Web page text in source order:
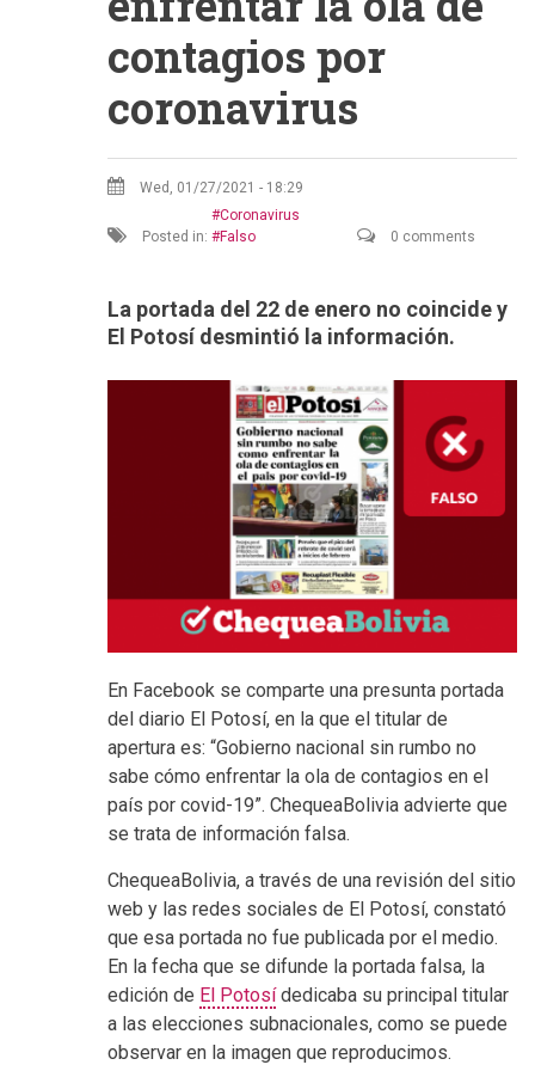
contagios por
coronavirus
Wed, 01/27/2021 - 18:29
Posted in:
Coronavirus
Falso
0 comments
La portada del 22 de enero no coincide y
El Potosí desmintió la información.
En Facebook se comparte una presunta portada
del diario El Potosí, en la que el titular de
apertura es: “Gobierno nacional sin rumbo no
sabe cómo enfrentar la ola de contagios en el
país por covid-19”. ChequeaBolivia advierte que
se trata de información falsa.
ChequeaBolivia, a través de una revisión del sitio
web y las redes sociales de El Potosí, constató
que esa portada no fue publicada por el medio.
En la fecha que se difunde la portada falsa, la
edición de El Potosídedicaba su principal titular
a las elecciones subnacionales, como se puede
observar en la imagen que reproducimos.